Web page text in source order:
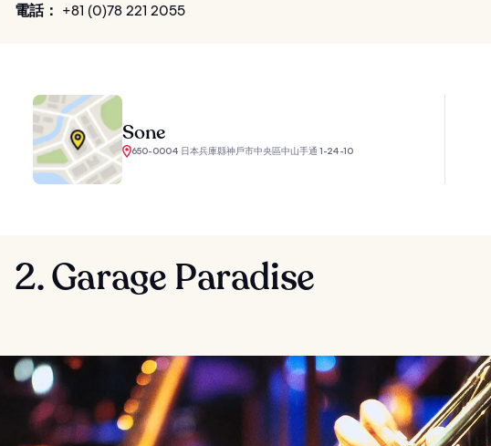
電話： +81 (0)78 221 2055
Sone
650-0004 日本兵庫縣神戶市中央區中山手通 1-24-10
2. Garage Paradise